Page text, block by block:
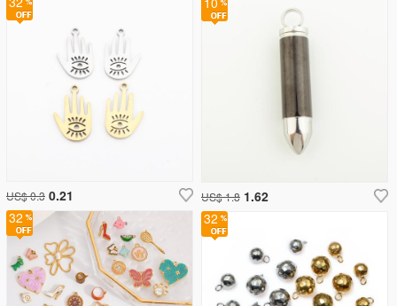
32
US$ 0.3 0.21
32
US$ 1.8 1.62